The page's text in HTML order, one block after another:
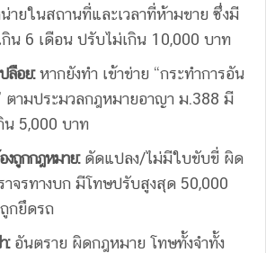
ายในสถานที่และเวลาที่ห้ามขาย ซึ่งมี
กิน 6 เดือน ปรับไม่เกิน 10,000 บาท
ลือย:หากยังทำ เข้าข่าย “กระทำการอัน
ตามประมวลกฎหมายอาญา ม.388 มี
น 5,000 บาท
งถูกกฎหมาย:ดัดแปลง/ไม่มีใบขับขี่ ผิด
าจรทางบก มีโทษปรับสูงสุด 50,000
กยึดรถ
:อันตราย ผิดกฎหมาย โทษทั้งจำทั้ง